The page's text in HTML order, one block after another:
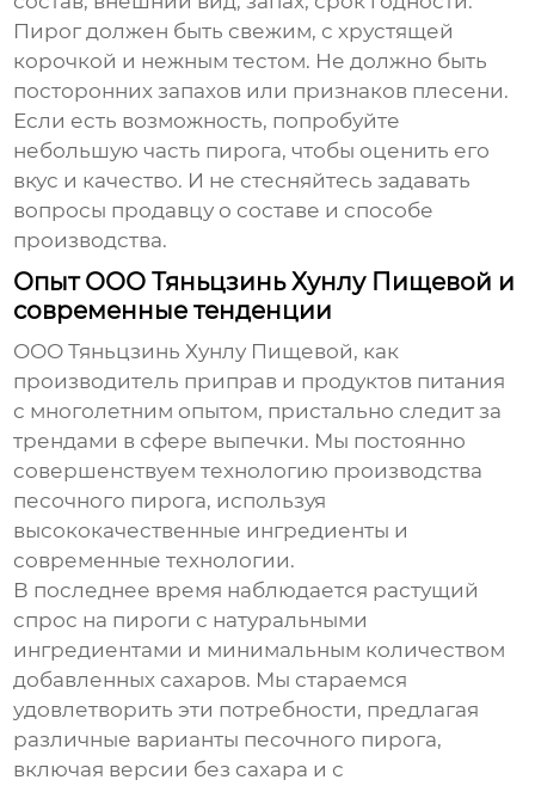
Пирог должен быть свежим, с хрустящей
корочкой и нежным тестом. Не должно быть
посторонних запахов или признаков плесени.
Если есть возможность, попробуйте
небольшую часть пирога, чтобы оценить его
вкус и качество. И не стесняйтесь задавать
вопросы продавцу о составе и способе
производства.
Опыт ООО Тяньцзинь Хунлу Пищевой и
современные тенденции
ООО Тяньцзинь Хунлу Пищевой, как
производитель приправ и продуктов питания
с многолетним опытом, пристально следит за
трендами в сфере выпечки. Мы постоянно
совершенствуем технологию производства
песочного пирога, используя
высококачественные ингредиенты и
современные технологии.
В последнее время наблюдается растущий
спрос на пироги с натуральными
ингредиентами и минимальным количеством
добавленных сахаров. Мы стараемся
удовлетворить эти потребности, предлагая
различные варианты песочного пирога,
включая версии без сахара и с